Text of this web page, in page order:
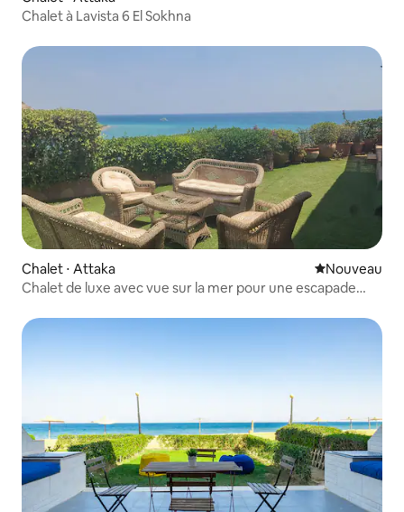
Chalet à Lavista 6 El Sokhna
Chalet ⋅ Attaka Nouvel
Nouveau
Chalet de luxe avec vue sur la mer pour une escapade